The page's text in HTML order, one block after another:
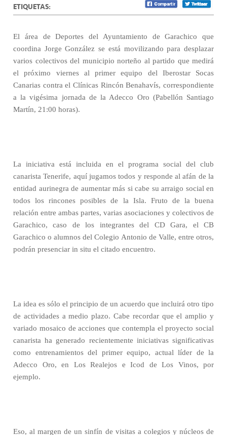
ETIQUETAS:
El área de Deportes del Ayuntamiento de Garachico que
coordina Jorge González se está movilizando para desplazar
varios colectivos del municipio norteño al partido que medirá
el próximo viernes al primer equipo del Iberostar Socas
Canarias contra el Clínicas Rincón Benahavís, correspondiente
a la vigésima jornada de la Adecco Oro (Pabellón Santiago
Martín, 21:00 horas).
La iniciativa está incluida en el programa social del club
canarista Tenerife, aquí jugamos todos y responde al afán de la
entidad aurinegra de aumentar más si cabe su arraigo social en
todos los rincones posibles de la Isla. Fruto de la buena
relación entre ambas partes, varias asociaciones y colectivos de
Garachico, caso de los integrantes del CD Gara, el CB
Garachico o alumnos del Colegio Antonio de Valle, entre otros,
podrán presenciar in situ el citado encuentro.
La idea es sólo el principio de un acuerdo que incluirá otro tipo
de actividades a medio plazo. Cabe recordar que el amplio y
variado mosaico de acciones que contempla el proyecto social
canarista ha generado recientemente iniciativas significativas
como entrenamientos del primer equipo, actual líder de la
Adecco Oro, en Los Realejos e Icod de Los Vinos, por
ejemplo.
Eso, al margen de un sinfín de visitas a colegios y núcleos de